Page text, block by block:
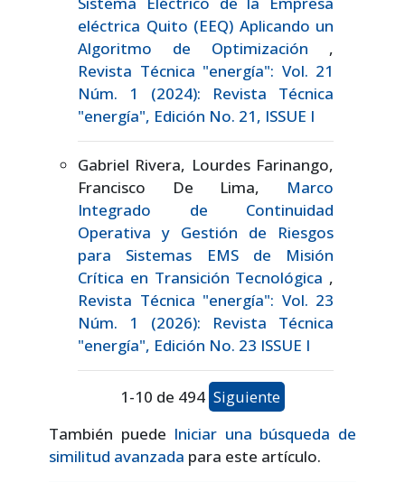
eléctrica Quito (EEQ) Aplicando un
Algoritmo de Optimización ,
Revista Técnica "energía": Vol. 21
Núm. 1 (2024): Revista Técnica
"energía", Edición No. 21, ISSUE I
Gabriel Rivera, Lourdes Farinango,
Francisco De Lima, Marco
Integrado de Continuidad
Operativa y Gestión de Riesgos
para Sistemas EMS de Misión
Crítica en Transición Tecnológica ,
Revista Técnica "energía": Vol. 23
Núm. 1 (2026): Revista Técnica
"energía", Edición No. 23 ISSUE I
1-10 de 494 Siguiente
También puede Iniciar una búsqueda de
similitud avanzada para este artículo.